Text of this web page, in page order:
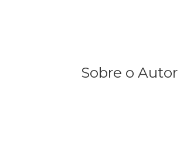
Sobre o Autor